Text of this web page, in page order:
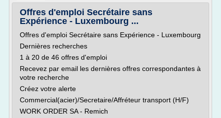
Offres d'emploi Secrétaire sans
Expérience - Luxembourg ...
Offres d'emploi Secrétaire sans Expérience - Luxembourg
Dernières recherches
1 à 20 de 46 offres d'emploi
Recevez par email les dernières offres correspondantes à
votre recherche
Créez votre alerte
Commercial(acier)/Secretaire/Affréteur transport (H/F)
WORK ORDER SA - Remich